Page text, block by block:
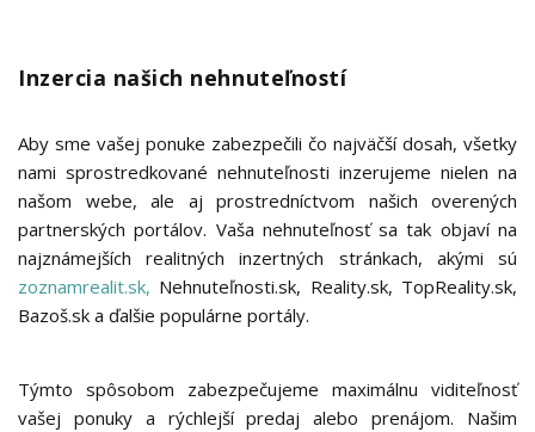
Inzercia našich nehnuteľností
Aby sme vašej ponuke zabezpečili čo najväčší dosah, všetky
nami sprostredkované nehnuteľnosti inzerujeme nielen na
našom webe, ale aj prostredníctvom našich overených
partnerských portálov. Vaša nehnuteľnosť sa tak objaví na
najznámejších realitných inzertných stránkach, akými sú
zoznamrealit.sk, Nehnuteľnosti.sk, Reality.sk, TopReality.sk,
Bazoš.sk a ďalšie populárne portály.
Týmto spôsobom zabezpečujeme maximálnu viditeľnosť
vašej ponuky a rýchlejší predaj alebo prenájom. Našim